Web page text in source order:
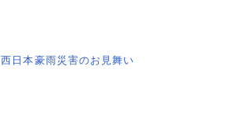
西日本豪雨災害のお見舞い